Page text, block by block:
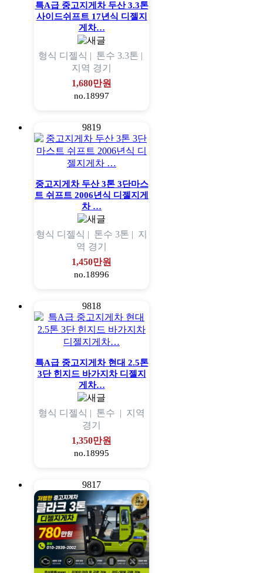
특A급 중고지게차 두산 3.3톤
사이드쉬프트 17년식 디젤지
게차…
형식 디젤식 | 톤수 3.3톤 |
지역 경기
1,680만원
no.18997
9819
중고지게차 두산 3톤 3단마스
트 쉬프트 2006년식 디젤지게
차 …
형식 디젤식 | 톤수 3톤 | 지
역 경기
1,450만원
no.18996
9818
특A급 중고지게차 현대 2.5톤
3단 힌지드 바가지차 디젤지
게차…
형식 디젤식 | 톤수 | 지역
경기
1,350만원
no.18995
9817